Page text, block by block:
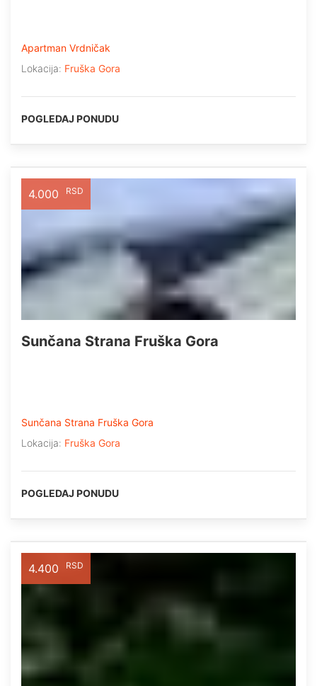
Apartman Vrdničak
Lokacija: Fruška Gora
POGLEDAJ PONUDU
4.000 RSD
Sunčana Strana Fruška Gora
Sunčana Strana Fruška Gora
Lokacija: Fruška Gora
POGLEDAJ PONUDU
4.400 RSD